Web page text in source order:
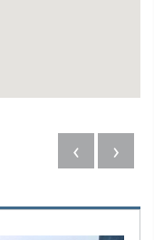
‹ ›